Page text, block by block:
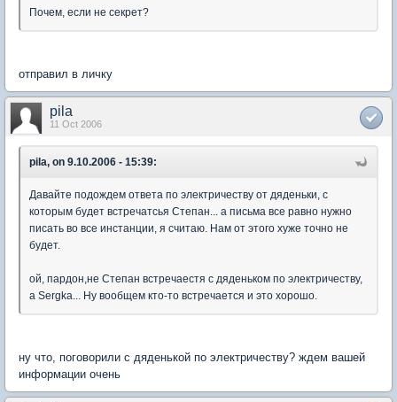
Почем, если не секрет?
отправил в личку
pila
11 Oct 2006
pila, on 9.10.2006 - 15:39:
Давайте подождем ответа по электричеству от дяденьки, с
которым будет встречатсья Степан... а письма все равно нужно
писать во все инстанции, я считаю. Нам от этого хуже точно не
будет.
ой, пардон,не Степан встречаестя с дяденьком по электричеству,
а Sergka... Ну вообщем кто-то встречается и это хорошо.
ну что, поговорили с дяденькой по электричеству? ждем вашей
информации очень